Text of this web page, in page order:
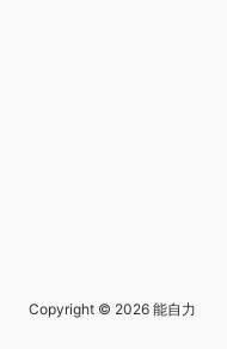
Copyright © 2026 能自力